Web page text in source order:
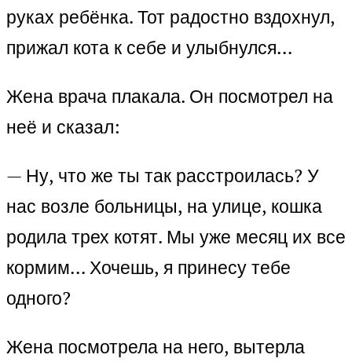
руках ребёнка. Тот радостно вздохнул,
прижал кота к себе и улыбнулся…
Жена врача плакала. Он посмотрел на
неё и сказал:
— Ну, что же ты так расстроилась? У
нас возле больницы, на улице, кошка
родила трех котят. Мы уже месяц их все
кормим… Хочешь, я принесу тебе
одного?
Жена посмотрела на него, вытерла